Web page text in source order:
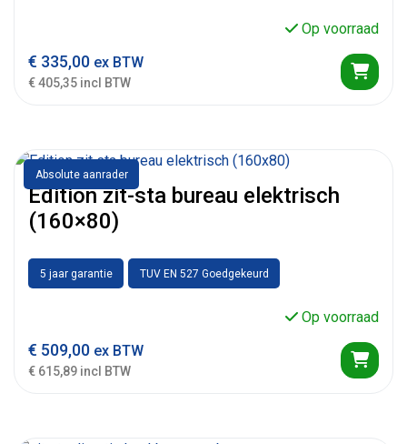
Op voorraad
€ 335,00 ex BTW
€ 405,35 incl BTW
Absolute aanrader
Edition zit-sta bureau elektrisch
(160×80)
5 jaar garantie TUV EN 527 Goedgekeurd
Op voorraad
€ 509,00 ex BTW
€ 615,89 incl BTW